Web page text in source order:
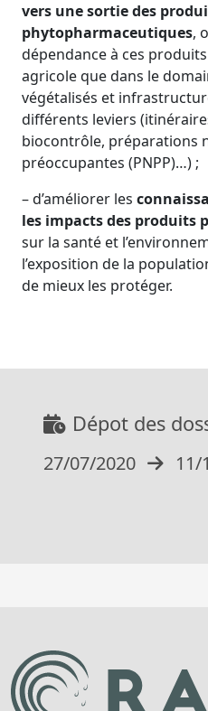
vers une sortie des
phytopharmaceutiques,
dépendance à ces
agricole que dans le
végétalisés et
différents leviers
biocontrôle, préparations
préoccupantes (PNPP)…) ;
– d’améliorer les
les impacts des produits
sur la santé et
l’exposition de la
de mieux les protéger.
Dépot des
27/07/2020 11/